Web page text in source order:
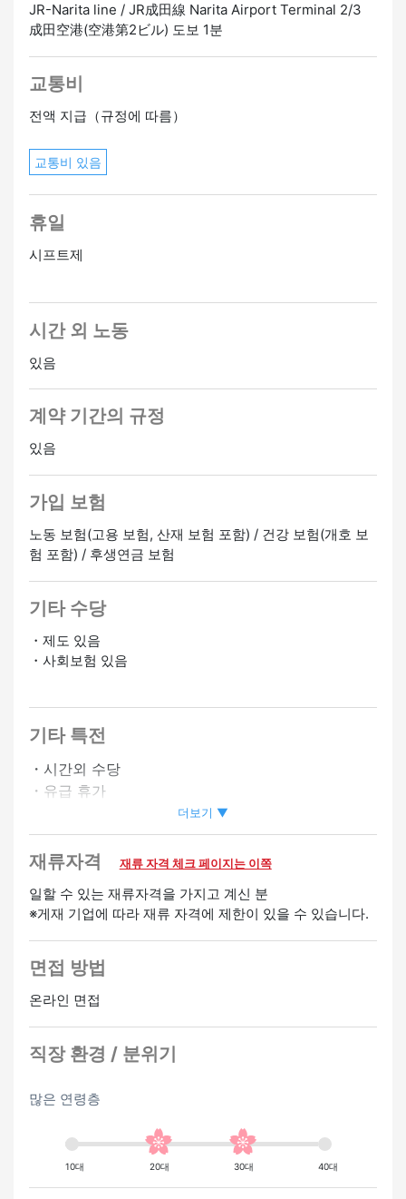
JR-Narita line / JR成田線 Narita Airport Terminal 2/3
成田空港(空港第2ビル) 도보 1분
교통비
전액 지급（규정에 따름）
교통비 있음
휴일
시프트제
시간 외 노동
있음
계약 기간의 규정
있음
가입 보험
노동 보험(고용 보험, 산재 보험 포함) / 건강 보험(개호 보
험 포함) / 후생연금 보험
기타 수당
・제도 있음
・사회보험 있음
정사원 승급가능 온라인 인터뷰 OK
기타 특전
・시간외 수당
・유급 휴가
・승급 있음
・심야 수당 있음
환영
영 경험자 우대
더보기 ▼
재류자격 재류 자격 체크 페이지는 이쪽
일할 수 있는 재류자격을 가지고 계신 분
※게재 기업에 따라 재류 자격에 제한이 있을 수 있습니다.
면접 방법
온라인 면접
직장 환경 / 분위기
많은 연령층
10대 20대 30대 40대